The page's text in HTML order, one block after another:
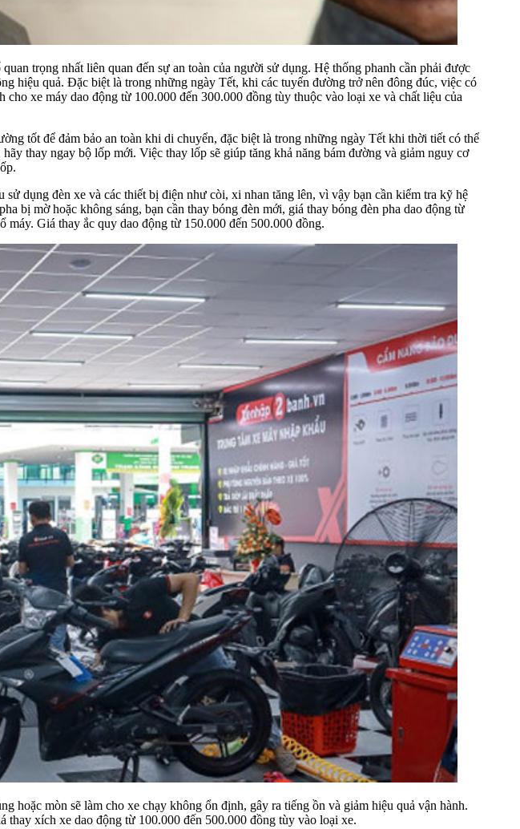
trọng nhất liên quan đến sự an toàn của người sử dụng. Hệ thống phanh cần phải được
hiệu quả. Đặc biệt là trong những ngày Tết, khi các tuyến đường trở nên đông đúc, việc có
xe máy dao động từ 100.000 đến 300.000 đồng tùy thuộc vào loại xe và chất liệu của
tốt để đảm bảo an toàn khi di chuyển, đặc biệt là trong những ngày Tết khi thời tiết có thể
thay ngay bộ lốp mới. Việc thay lốp sẽ giúp tăng khả năng bám đường và giảm nguy cơ
dụng đèn xe và các thiết bị điện như còi, xi nhan tăng lên, vì vậy bạn cần kiểm tra kỹ hệ
bị mờ hoặc không sáng, bạn cần thay bóng đèn mới, giá thay bóng đèn pha dao động từ
Giá thay ắc quy dao động từ 150.000 đến 500.000 đồng.
hoặc mòn sẽ làm cho xe chạy không ổn định, gây ra tiếng ồn và giảm hiệu quả vận hành.
xích xe dao động từ 100.000 đến 500.000 đồng tùy vào loại xe.